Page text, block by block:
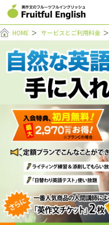
HOME ＞ サービスとご利用料金 ＞